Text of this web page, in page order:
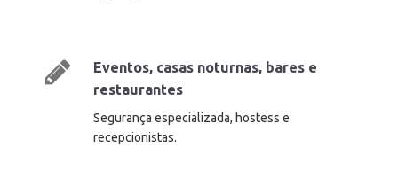
Eventos, casas noturnas, bares e
restaurantes
Segurança especializada, hostess e
recepcionistas.